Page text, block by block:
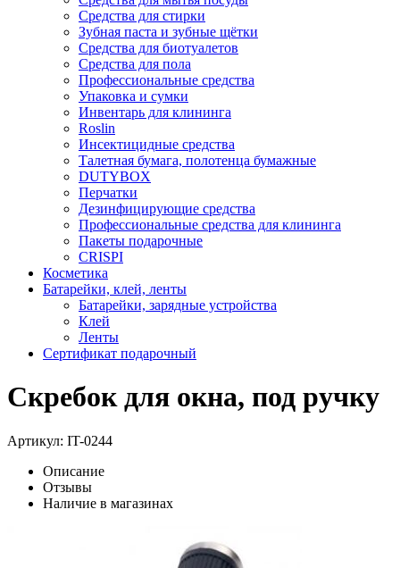
Средства для стирки
Зубная паста и зубные щётки
Средства для биотуалетов
Средства для пола
Профессиональные средства
Упаковка и сумки
Инвентарь для клининга
Roslin
Инсектицидные средства
Талетная бумага, полотенца бумажные
DUTYBOX
Перчатки
Дезинфицирующие средства
Профессиональные средства для клининга
Пакеты подарочные
CRISPI
Косметика
Батарейки, клей, ленты
Батарейки, зарядные устройства
Клей
Ленты
Сертификат подарочный
Скребок для окна, под ручку
Артикул: IT-0244
Описание
Отзывы
Наличие в магазинах